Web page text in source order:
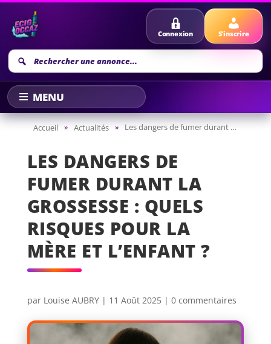
Recherche
annonce
Connexion S'inscrire
Accueil » Actualités » Les dangers de fumer durant la grossesse : quels risques pour la mère et l’enfant ?
LES DANGERS DE
FUMER DURANT LA
GROSSESSE : QUELS
RISQUES POUR LA
MÈRE ET L’ENFANT ?
par Louise AUBRY| 11 Août 2025| 0 commentaires